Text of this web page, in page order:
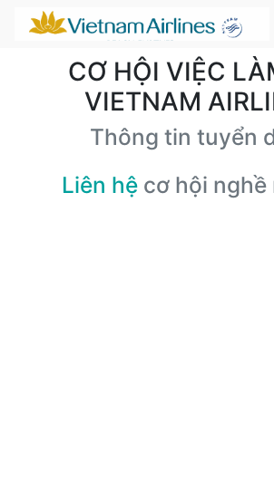
CƠ HỘI VIỆC
VIETNAM
Thông tin tuyển
Liên hệ cơ hội nghề